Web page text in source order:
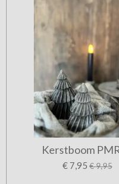
Kerstboom
€ 7,95 € 9,95